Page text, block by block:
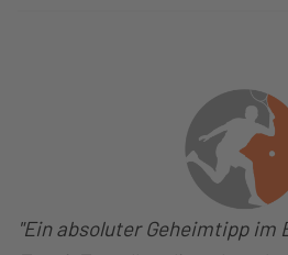
"Ein absoluter Geheimtipp im